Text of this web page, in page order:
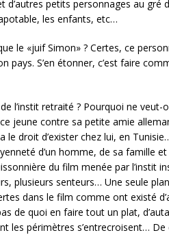
petits personnages au gré
les enfants, etc…
le «juif Simon» ? Certes, ce
S’en étonner, c’est faire
l’instit retraité ? Pourquoi ne veut-
jeune contre sa petite amie
droit d’exister chez lui, en
d’un homme, de sa famille et
du film menée par l’instit
plusieurs senteurs… Une seule
dans le film comme ont existé
de quoi en faire tout un plat,
les périmètres s’entrecroisent… De